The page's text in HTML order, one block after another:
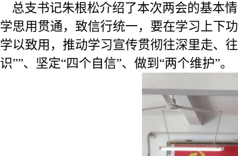
总支书记朱根松介绍了本次两会的基本
学思用贯通，致信行统一，要在学习上下
学以致用，推动学习宣传贯彻往深里走、
识””、坚定“四个自信”、做到“两个维护”。